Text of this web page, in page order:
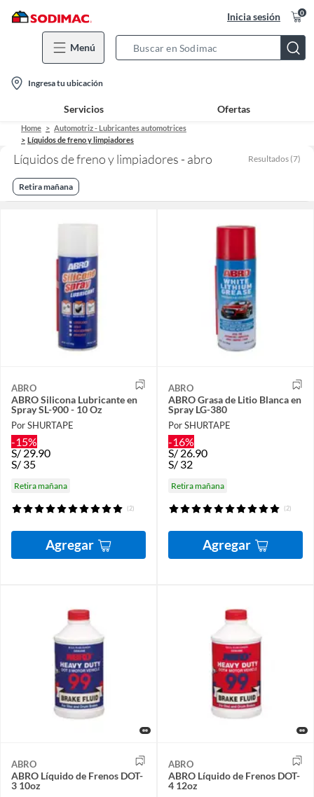
Inicia sesión 0
Menú
Bar
location-
icon
Ingresa tu ubicación
Servicios Ofertas
Home
Automotriz - Lubricantes automotrices
Líquidos de freno y limpiadores
Líquidos de freno y limpiadores - abro Resultados (7)
Retira mañana
ABRO
ABRO Silicona Lubricante en
Spray SL-900 - 10 Oz
Por SHURTAPE
-15%
S/29.90
S/ 35
Retira mañana
(2)
Agregar
ABRO
ABRO Grasa de Litio Blanca en
Spray LG-380
Por SHURTAPE
-16%
S/26.90
S/ 32
Retira mañana
(2)
Agregar
ABRO
ABRO Líquido de Frenos DOT-
3 10oz
ABRO
ABRO Líquido de Frenos DOT-
4 12oz